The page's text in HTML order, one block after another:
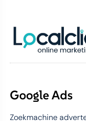
Google Ads
Zoekmachine